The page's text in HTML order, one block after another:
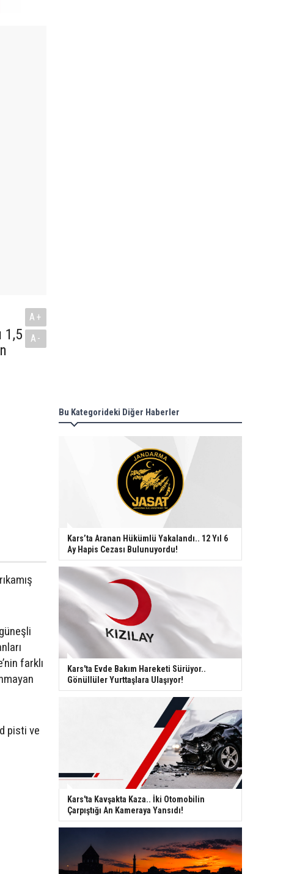
1,5
A+
A-
farklı
pisti ve
Bu Kategorideki Diğer Haberler
Kars’ta Aranan Hükümlü Yakalandı.. 12 Yıl 6
Ay Hapis Cezası Bulunuyordu!
Kars'ta Evde Bakım Hareketi Sürüyor..
Gönüllüler Yurttaşlara Ulaşıyor!
Kars'ta Kavşakta Kaza.. İki Otomobilin
Çarpıştığı An Kameraya Yansıdı!